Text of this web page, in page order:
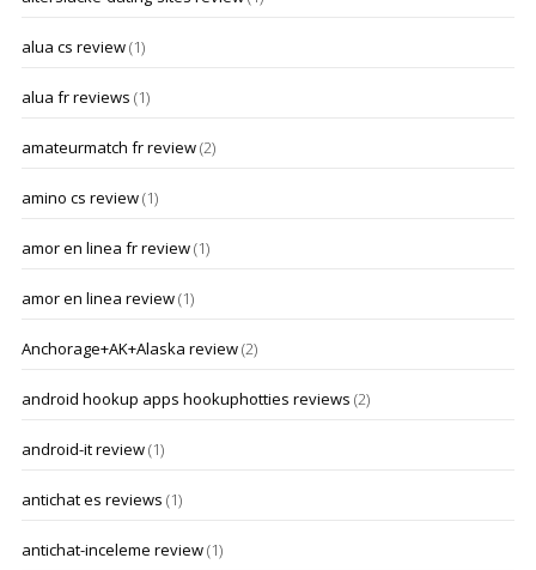
alua cs review(1)
alua fr reviews (1)
amateurmatch fr review(2)
amino cs review(1)
amor en linea fr review(1)
amor en linea review(1)
Anchorage+AK+Alaska review(2)
android hookup apps hookuphotties reviews (2)
android-it review(1)
antichat es reviews (1)
antichat-inceleme review(1)